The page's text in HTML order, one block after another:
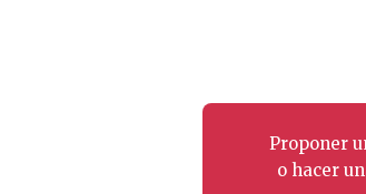
Proponer
o hacer